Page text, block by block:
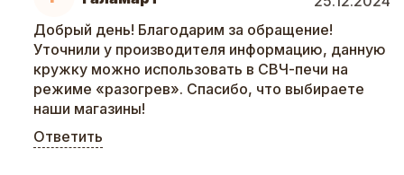
Добрый день! Благодарим за обращение!
Уточнили у производителя информацию, данную
кружку можно использовать в СВЧ-печи на
режиме «разогрев». Спасибо, что выбираете
наши магазины!
Ответить